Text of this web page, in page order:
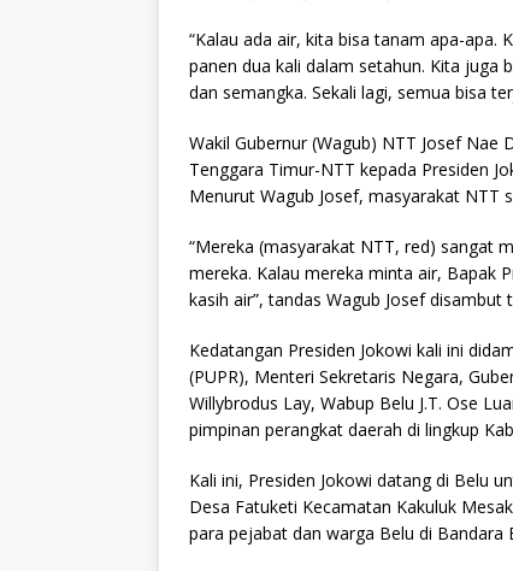
“Kalau ada air, kita bisa tanam apa-apa.
panen dua kali dalam setahun. Kita juga
dan semangka. Sekali lagi, semua bisa
Wakil Gubernur (Wagub) NTT Josef Nae
Tenggara Timur-NTT kepada Presiden
Menurut Wagub Josef, masyarakat NTT
“Mereka (masyarakat NTT, red) sangat
mereka. Kalau mereka minta air, Bapak
kasih air”, tandas Wagub Josef
Kedatangan Presiden Jokowi kali ini
(PUPR), Menteri Sekretaris Negara,
Willybrodus Lay, Wabup Belu J.T. Ose
pimpinan perangkat daerah di lingkup
Kali ini, Presiden Jokowi datang di Belu
Desa Fatuketi Kecamatan Kakuluk
para pejabat dan warga Belu di Bandara